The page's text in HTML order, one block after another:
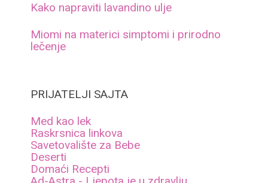
Kako napraviti lavandino ulje
Miomi na materici simptomi i prirodno
lečenje
PRIJATELJI SAJTA
Med kao lek
Raskrsnica linkova
Savetovalište za Bebe
Deserti
Domaći Recepti